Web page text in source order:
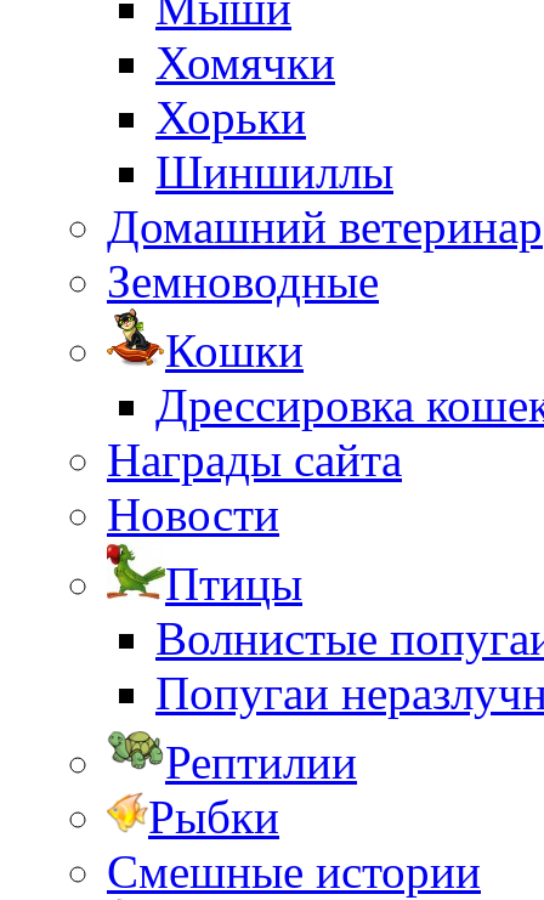
Хомячки
Хорьки
Шиншиллы
Домашний ветеринар
Земноводные
Кошки
Дрессировка
Награды сайта
Новости
Птицы
Волнистые
Попугаи
Рептилии
Рыбки
Смешные истории